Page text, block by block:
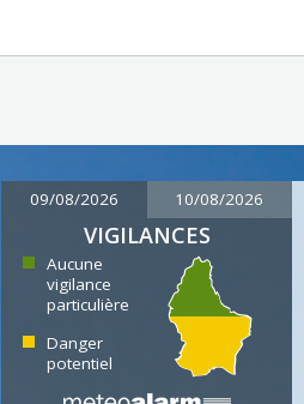
09/08/2026 10/08/2026
VIGILANCES
Aucune
vigilance
particulière
Danger
potentiel